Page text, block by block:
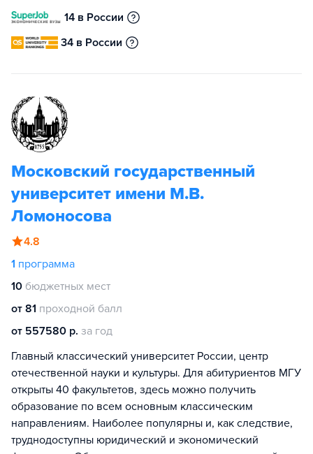
14 в России
34 в России
Московский государственный
университет имени М.В.
Ломоносова
4.8
1 программа
10 бюджетных мест
от 81 проходной балл
от 557580 р. за год
Главный классический университет России, центр
отечественной науки и культуры. Для абитуриентов МГУ
открыты 40 факультетов, здесь можно получить
образование по всем основным классическим
направлениям. Наиболее популярны и, как следствие,
труднодоступны юридический и экономический